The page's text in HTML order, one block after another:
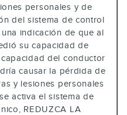
personales y de
del sistema de control
indicación de que al
su capacidad de
del conductor
causar la pérdida de
y lesiones personales
activa el sistema de
REDUZCA LA